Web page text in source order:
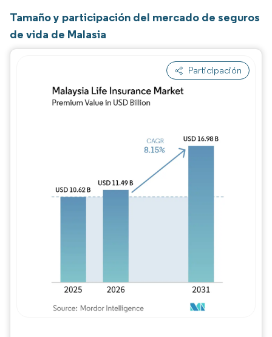
Tamaño y participación del mercado de seguros
de vida de Malasia
Participación